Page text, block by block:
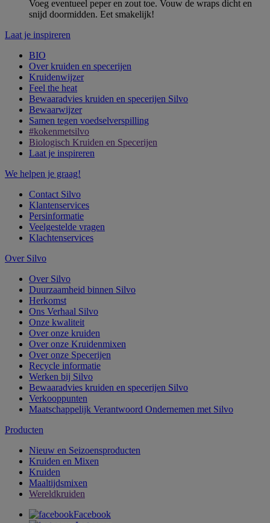
Voeg eventueel peper en zout toe. Vouw de wraps dicht en
snijd doormidden. Eet smakelijk!
Laat je inspireren
BIO
Over kruiden en specerijen
Kruidenwijzer
Feel the heat
Bewaaradvies kruiden en specerijen Silvo
Bewaarwijzer
Samen tegen voedselverspilling
#kokenmetsilvo
Biologisch Kruiden en Specerijen
Laat je inspireren
We helpen je graag!
Contact Silvo
Klantenservices
Persinformatie
Veelgestelde vragen
Klachtenservices
Over Silvo
Over Silvo
Duurzaamheid binnen Silvo
Herkomst
Ons Verhaal Silvo
Onze kwaliteit
Over onze kruiden
Over onze Kruidenmixen
Over onze Specerijen
Recycle informatie
Werken bij Silvo
Bewaaradvies kruiden en specerijen Silvo
Verkooppunten
Maatschappelijk Verantwoord Ondernemen met Silvo
Producten
Nieuw en Seizoensproducten
Kruiden en Mixen
Kruiden
Maaltijdsmixen
Wereldkruiden
Facebook